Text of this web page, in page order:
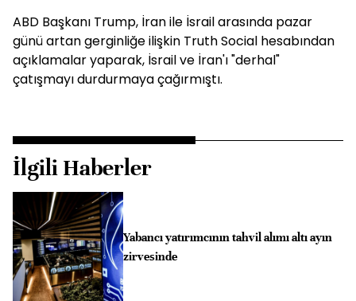
ABD Başkanı Trump, İran ile İsrail arasında pazar
günü artan gerginliğe ilişkin Truth Social hesabından
açıklamalar yaparak, İsrail ve İran'ı "derhal"
çatışmayı durdurmaya çağırmıştı.
İlgili Haberler
Yabancı yatırımcının tahvil alımı altı ayın
zirvesinde